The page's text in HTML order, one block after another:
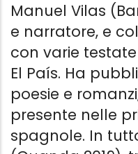
Manuel Vilas
e narratore, e
con varie
El País. Ha
poesie e
presente nelle
spagnole. In